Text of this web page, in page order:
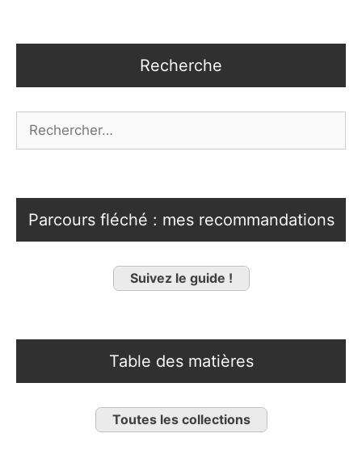
Recherche
Parcours fléché : mes recommandations
Suivez le guide !
Table des matières
Toutes les collections